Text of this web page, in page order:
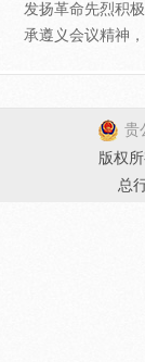
发扬革命先烈积
承遵义会议精神
贵
版权
总